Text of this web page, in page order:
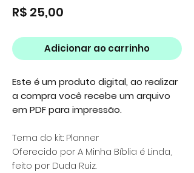
R$ 25,00
Adicionar ao carrinho
Este é um produto digital, ao realizar
a compra você recebe um arquivo
em PDF para impressão.
Tema do kit: Planner
Oferecido por A Minha Bíblia é Linda,
feito por Duda Ruiz.